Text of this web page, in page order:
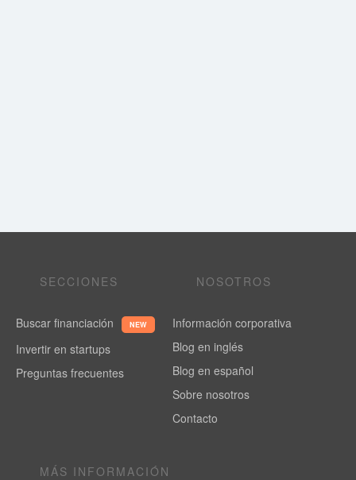
SECCIONES
Buscar financiación NEW
Invertir en startups
Preguntas frecuentes
NOSOTROS
Información corporativa
Blog en inglés
Blog en español
Sobre nosotros
Contacto
MÁS INFORMACIÓN